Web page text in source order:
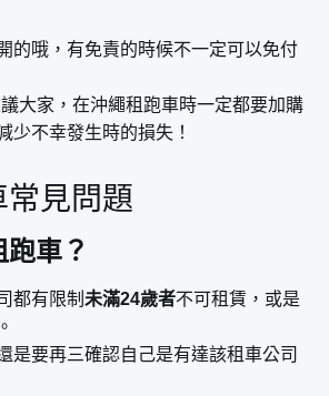
的哦，有免責的時候不一定可以免付
大家，在沖繩租跑車時一定都要加購
少不幸發生時的損失！
見問題
車？
都有限制 未滿24歲者不可租賃，或是
。
是要再三確認自己是有達該租車公司